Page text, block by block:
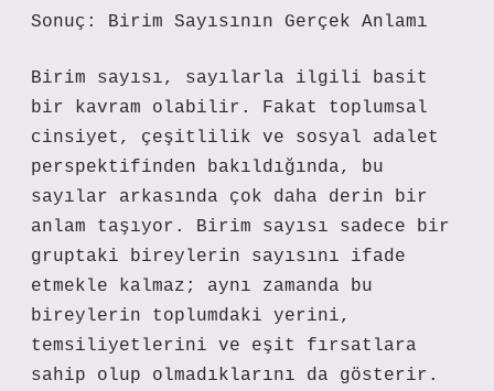
Sonuç: Birim Sayısının Gerçek Anlamı
Birim sayısı, sayılarla ilgili basit
bir kavram olabilir. Fakat toplumsal
cinsiyet, çeşitlilik ve sosyal adalet
perspektifinden bakıldığında, bu
sayılar arkasında çok daha derin bir
anlam taşıyor. Birim sayısı sadece bir
gruptaki bireylerin sayısını ifade
etmekle kalmaz; aynı zamanda bu
bireylerin toplumdaki yerini,
temsiliyetlerini ve eşit fırsatlara
sahip olup olmadıklarını da gösterir.